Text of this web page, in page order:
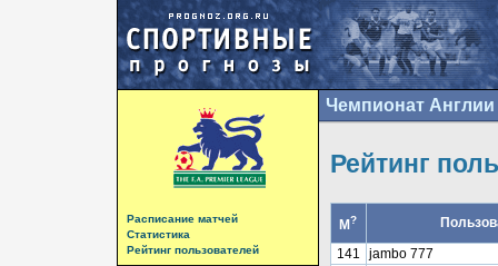
Расписание матчей
Статистика
Рейтинг пользователей
Чемпионат Англии
Рейтинг
М?
141
jambo 777